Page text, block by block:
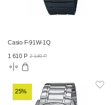
Casio F-91W-1Q
1 610 Р 2 140 Р
25%